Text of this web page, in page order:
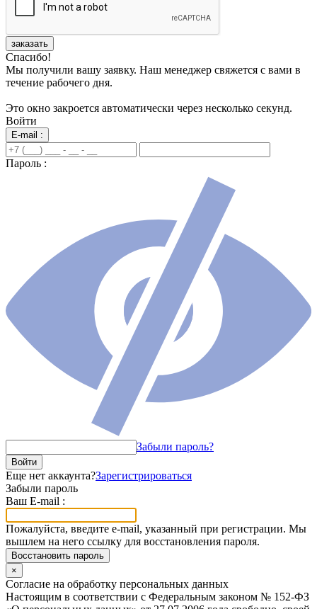
заказать
Спасибо!
Мы получили вашу заявку. Наш менеджер свяжется с вами в
течение рабочего дня.
Это окно закроется автоматически через несколько секунд.
Войти
E-mail :
Пароль :
Забыли пароль?
Войти
Еще нет аккаунта?Зарегистрироваться
Забыли пароль
Ваш E-mail :
Пожалуйста, введите e-mail, указанный при регистрации. Мы
вышлем на него ссылку для восстановления пароля.
Восстановить пароль
×
Согласие на обработку персональных данных
Настоящим в соответствии с Федеральным законом № 152-ФЗ